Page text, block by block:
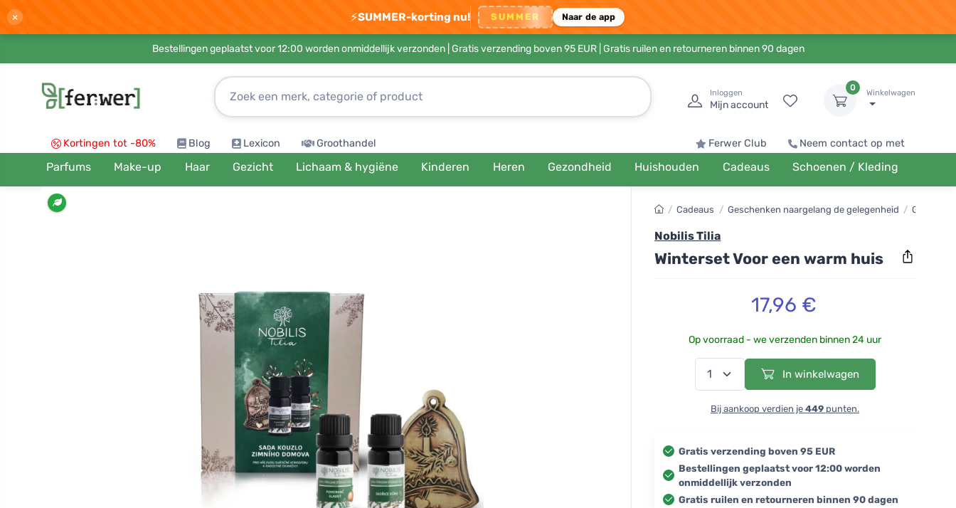
× ⚡SUMMER-korting nu! SUMMER Naar de app
Bestellingen geplaatst voor 12:00 worden onmiddellijk verzonden | Gratis verzending boven 95 EUR| Gratis ruilen en retourneren binnen 90 dagen
Inloggen
Mijn account
0
Winkelwagen
Kortingen tot -80% Blog Lexicon Groothandel Ferwer Club Neem contact op met
Parfums Make-up Haar Gezicht Lichaam & hygiëne Kinderen Heren Gezondheid Huishouden Cadeaus Schoenen / Kleding
/ Cadeaus / Geschenken naargelang de gelegenheid /
Nobilis Tilia
Winterset Voor een warm huis
17,96 €
Op voorraad - we verzenden binnen 24 uur
In winkelwagen
Bij aankoop verdien je 449 punten.
Gratis verzending boven 95 EUR
Bestellingen geplaatst voor 12:00 worden
onmiddellijk verzonden
Gratis ruilen en retourneren binnen 90 dagen